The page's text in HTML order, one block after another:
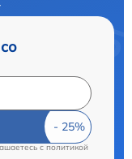
cполитикой